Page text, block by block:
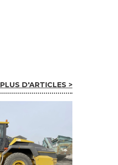
PLUS D'ARTICLES >